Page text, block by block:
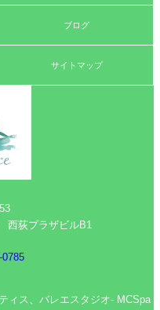
ブログ
サイトマップ
西荻プラザビルB1
ィス、バレエスタジオ- MCSpa